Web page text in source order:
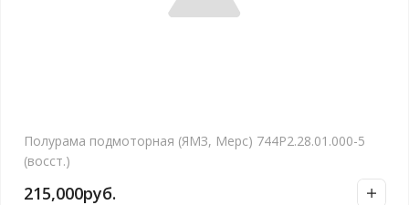
Полурама подмоторная (ЯМЗ, Мерс) 744Р2.28.01.000-5
(восст.)
215,000руб.